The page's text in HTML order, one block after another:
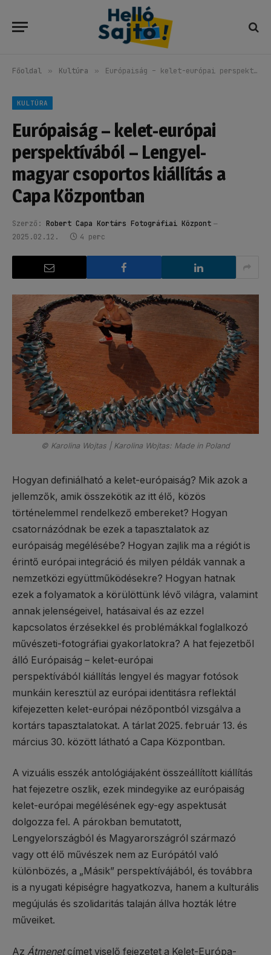
Főoldal » Kultúra » Európaiság – kelet-európai perspektívából – Lengyel-magyar csoportos kiállítás a Capa Központban
KULTÚRA
Európaiság – kelet-európai
perspektívából – Lengyel-
magyar csoportos kiállítás a
Capa Központban
Szerző: Robert Capa Kortárs Fotográfiai Központ
2025.02.12.
4 perc
© Karolina Wojtas | Karolina Wojtas: Made in Poland
Hogyan definiálható a kelet-európaiság? Mik azok a
jellemzők, amik összekötik az itt élő, közös
történelemmel rendelkező embereket? Hogyan
csatornázódnak be ezek a tapasztalatok az
európaiság megélésébe? Hogyan zajlik ma a régiót is
érintő európai integráció és milyen példák vannak a
nemzetközi együttműködésekre? Hogyan hatnak
ezek a folyamatok a körülöttünk lévő világra, valamint
annak jelenségeivel, hatásaival és az ezzel
kapcsolatos érzésekkel és problémákkal foglalkozó
művészeti-fotográfiai gyakorlatokra? A hat fejezetből
álló Európaiság – kelet-európai
perspektívából kiállítás lengyel és magyar fotósok
munkáin keresztül az európai identitásra reflektál
kifejezetten kelet-európai nézőpontból vizsgálva a
kortárs tapasztalatokat. A tárlat 2025. február 13. és
március 30. között látható a Capa Központban.
A vizuális esszék antológiájaként összeállított kiállítás
hat fejezetre oszlik, ezek mindegyike az európaiság
kelet-európai megélésének egy-egy aspektusát
dolgozza fel. A párokban bemutatott,
Lengyelországból és Magyarországról származó
vagy ott élő művészek nem az Európától való
különbözés, a „Másik” perspektívájából, és továbbra
is a nyugati képiségre hagyatkozva, hanem a kulturális
megújulás és szolidaritás talaján állva hozták létre
műveiket.
Az Átmenetcímet viselő fejezetet a Kelet-Európa-